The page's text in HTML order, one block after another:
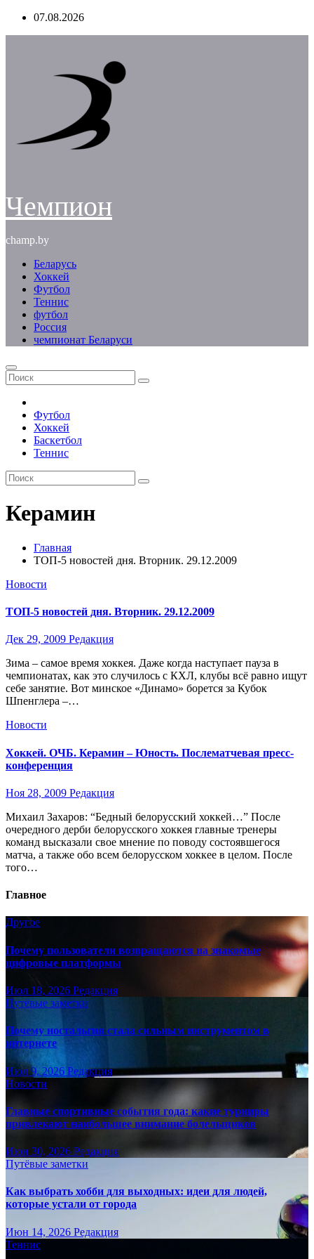
Перейти07.08.2026
Чемпион
champ.by
Беларусь
Хоккей
Футбол
Теннис
футбол
Россия
чемпионат Беларуси
Футбол
Хоккей
Баскетбол
Теннис
Керамин
Главная
ТОП-5 новостей дня. Вторник. 29.12.2009
Новости
ТОП-5 новостей дня. Вторник. 29.12.2009
Дек 29, 2009 Редакция
Зима – самое время хоккея. Даже когда наступает пауза в
чемпионатах, как это случилось с КХЛ, клубы всё равно ищут
себе занятие. Вот минское «Динамо» борется за Кубок
Шпенглера –…
Новости
Хоккей. ОЧБ. Керамин – Юность. Послематчевая пресс-
конференция
Ноя 28, 2009 Редакция
Михаил Захаров: “Бедный белорусский хоккей…” После
очередного дерби белорусского хоккея главные тренеры
команд высказали свое мнение по поводу состоявшегося
матча, а также обо всем белорусском хоккее в целом. После
того…
Главное
Другое
Почему пользователи возвращаются на знакомые
цифровые платформы
Июл 18, 2026 Редакция
Путёвые заметки
Почему ностальгия стала сильным инструментом в
интернете
Июл 9, 2026 Редакция
Новости
Главные спортивные события года: какие турниры
привлекают наибольшее внимание болельщиков
Июн 30, 2026 Редакция
Путёвые заметки
Как выбрать хобби для выходных: идеи для людей,
которые устали от города
Июн 14, 2026 Редакция
Теннис